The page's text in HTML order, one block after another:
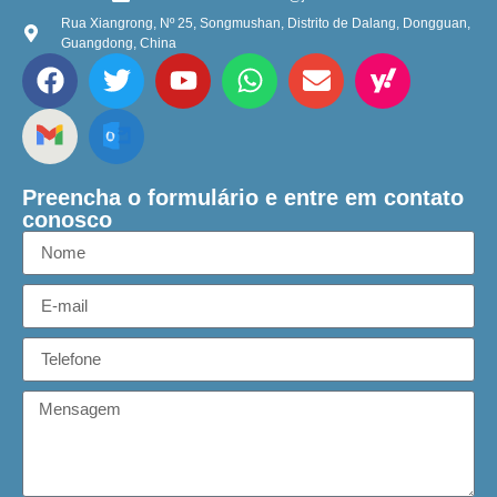
Rua Xiangrong, Nº 25, Songmushan, Distrito de Dalang, Dongguan,
Guangdong, China
Preencha o formulário e entre em contato
conosco